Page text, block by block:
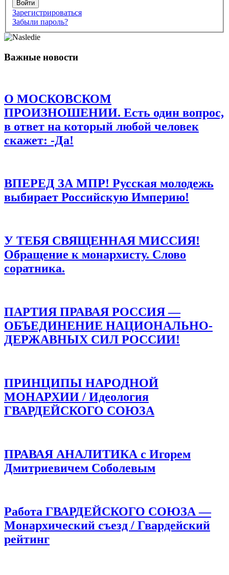
Имя*
Email*
Сохранить моё имя, email и адрес сайта в этом браузере для
последующих моих комментариев.
Войти
Зарегистрироваться
Забыли пароль?
Важные новости
О МОСКОВСКОМ
ПРОИЗНОШЕНИИ. Есть один вопрос,
в ответ на который любой человек
скажет: -Да!
ВПЕРЕД ЗА МПР! Русская молодежь
выбирает Российскую Империю!
У ТЕБЯ СВЯЩЕННАЯ МИССИЯ!
Обращение к монархисту. Слово
соратника.
ПАРТИЯ ПРАВАЯ РОССИЯ —
ОБЪЕДИНЕНИЕ НАЦИОНАЛЬНО-
ДЕРЖАВНЫХ СИЛ РОССИИ!
ПРИНЦИПЫ НАРОДНОЙ
МОНАРХИИ / Идеология
ГВАРДЕЙСКОГО СОЮЗА
ПРАВАЯ АНАЛИТИКА с Игорем
Дмитриевичем Соболевым
Работа ГВАРДЕЙСКОГО СОЮЗА —
Монархический съезд / Гвардейский
рейтинг